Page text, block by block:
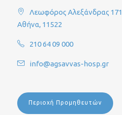
Λεωφόρος Αλεξάνδρας 171
Αθήνα, 11522
210 64 09 000
info@agsavvas-hosp.gr
Περιοχή Προμηθευτών